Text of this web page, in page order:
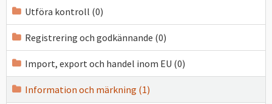
Utföra kontroll (0)
Registrering och godkännande (0)
Import, export och handel inom EU (0)
Information och märkning (1)